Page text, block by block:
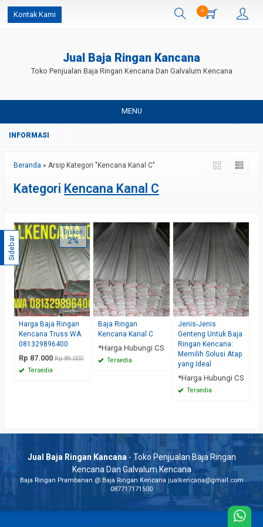
Kontak Kami 0
Jual Baja Ringan Kancana
Toko Penjualan Baja Ringan Kencana Dan Galvalum Kencana
MENU
Beranda » Arsip Kategori "Kencana Kanal C"
Kategori Kencana Kanal C
Diskon
2%
Harga Baja Ringan
Kencana Truss WA
081329896400
Rp 87.000 Rp 89.000
Tersedia
Baja Ringan
Kencana Kanal C
*Harga Hubungi CS
Tersedia
Jenis-Jenis
Genteng Untuk Baja
Ringan Kencana:
Memilih Solusi Atap
yang Ideal
*Harga Hubungi CS
Tersedia
Sidebar
Jual Baja Ringan Kancana - Toko Penjualan Baja Ringan
Kencana Dan Galvalum Kencana
Baja Ringan Prambanan @ Baja Ringan Kencana jualkencana@gmail.com
087717171500